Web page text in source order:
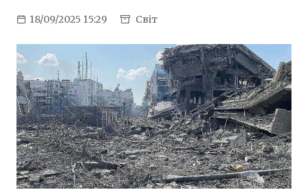
18/09/2025 15:29 Світ